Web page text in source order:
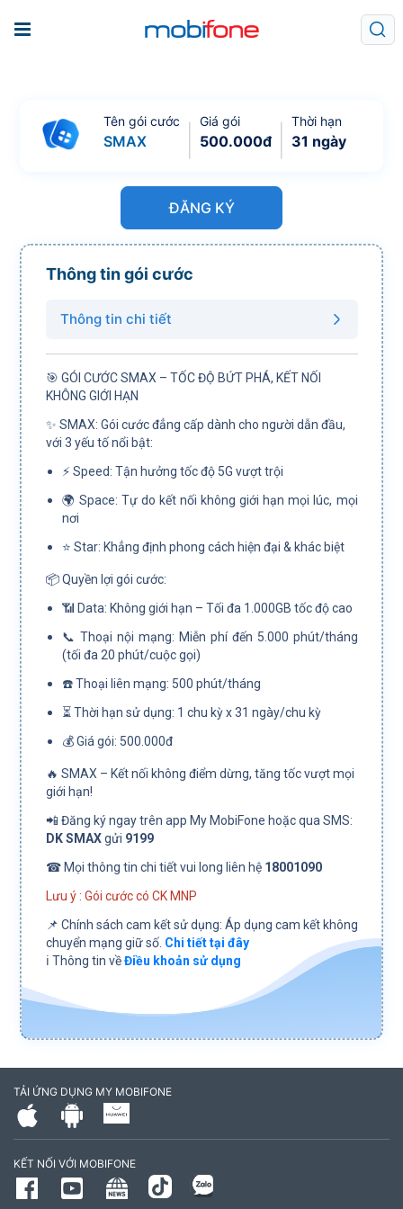
Tên gói cước
SMAX
Giá gói
500.000đ
Thời hạn
31 ngày
ĐĂNG KÝ
Thông tin gói cước
Thông tin chi tiết
🎯 GÓI CƯỚC SMAX – TỐC ĐỘ BỨT PHÁ, KẾT NỐI
KHÔNG GIỚI HẠN
✨ SMAX: Gói cước đẳng cấp dành cho người dẫn đầu,
với 3 yếu tố nổi bật:
⚡️ Speed: Tận hưởng tốc độ 5G vượt trội
🌍 Space: Tự do kết nối không giới hạn mọi lúc, mọi
nơi
⭐ Star: Khẳng định phong cách hiện đại & khác biệt
📦 Quyền lợi gói cước:
📶 Data: Không giới hạn – Tối đa 1.000GB tốc độ cao
📞 Thoại nội mạng: Miễn phí đến 5.000 phút/tháng
(tối đa 20 phút/cuộc gọi)
☎️ Thoại liên mạng: 500 phút/tháng
⏳ Thời hạn sử dụng: 1 chu kỳ x 31 ngày/chu kỳ
💰 Giá gói: 500.000đ
🔥 SMAX – Kết nối không điểm dừng, tăng tốc vượt mọi
giới hạn!
📲 Đăng ký ngay trên app My MobiFone hoặc qua SMS:
DK SMAXgửi 9199
☎ Mọi thông tin chi tiết vui long liên hệ 18001090
Lưu ý : Gói cước có CK MNP
📌 Chính sách cam kết sử dụng: Áp dụng cam kết không
chuyển mạng giữ số. Chi tiết tại đây
ℹ️ Thông tin vềĐiều khoản sử dụng
TẢI ỨNG DỤNG MY MOBIFONE
KẾT NỐI VỚI MOBIFONE